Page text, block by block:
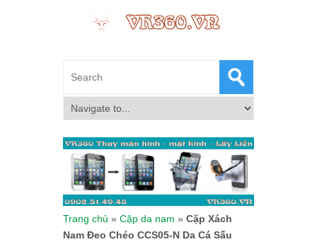
Trang chủ » Cặp da nam » Cặp Xách
Nam Đeo Chéo CCS05-N Da Cá Sấu